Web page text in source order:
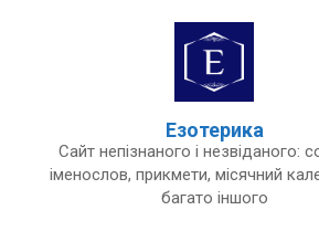
Езотерика
Сайт непізнаного і незвіданого:
іменослов, прикмети, місячний
багато іншого